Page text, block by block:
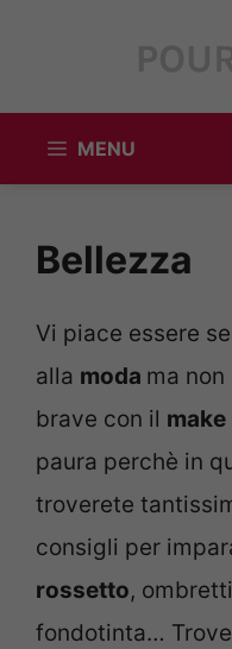
MENU
Bellezza
Vi piace essere
alla moda ma
brave con il make
paura perchè in
troverete
consigli per
rossetto,
fondotinta…